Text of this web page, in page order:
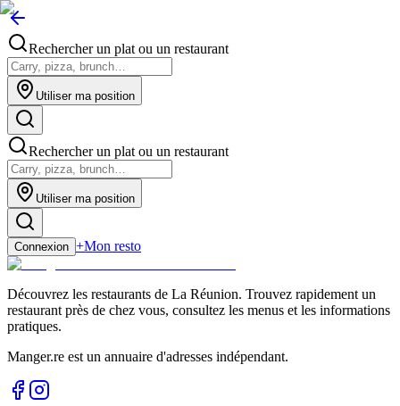
Rechercher un plat ou un restaurant
Utiliser ma position
Rechercher un plat ou un restaurant
Utiliser ma position
Connexion +Mon resto
Découvrez les restaurants de La Réunion. Trouvez rapidement un
restaurant près de chez vous, consultez les menus et les informations
pratiques.
Manger.re est un annuaire d'adresses indépendant.